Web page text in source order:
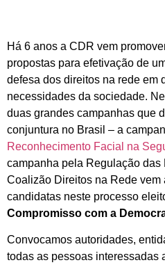
Há 6 anos a CDR vem
propostas para efetivação de
defesa dos direitos na rede em
necessidades da sociedade.
duas grandes campanhas que
conjuntura no Brasil – a
Reconhecimento Facial na
campanha pela Regulação das
Coalizão Direitos na Rede
candidatas neste processo
Compromisso com a
Convocamos autoridades,
todas as pessoas interessadas